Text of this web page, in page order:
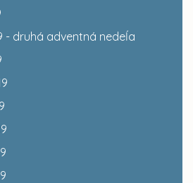
- druhá adventná nedeĺa